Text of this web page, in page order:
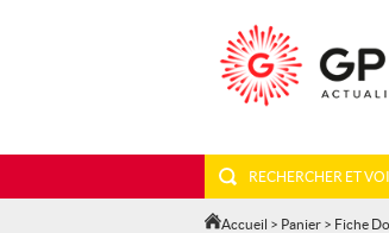
RECHERCHER ET
Accueil > Panier > Fiche